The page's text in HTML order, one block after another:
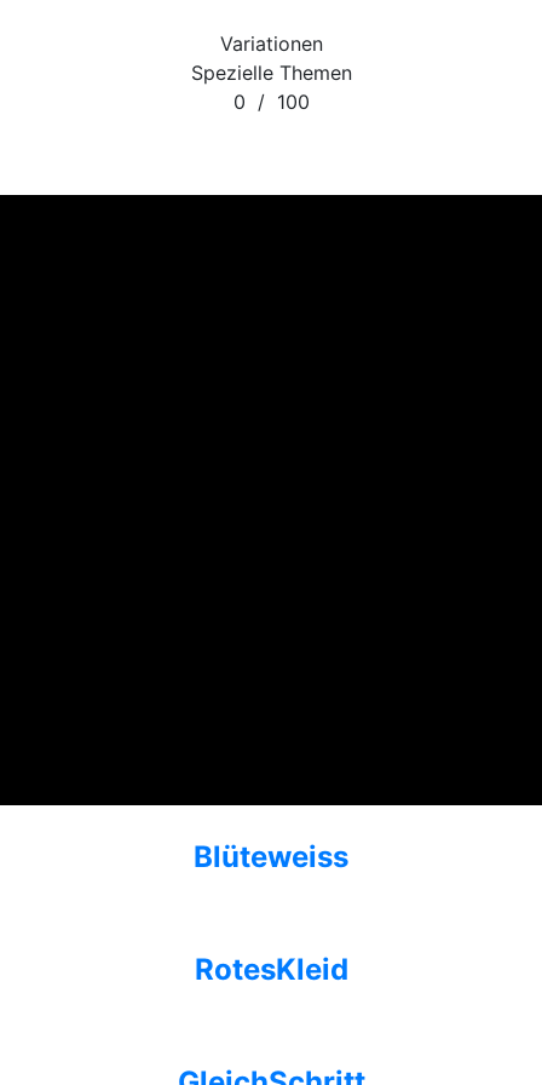
Variationen
Spezielle Themen
0 / 100
Blüteweiss
RotesKleid